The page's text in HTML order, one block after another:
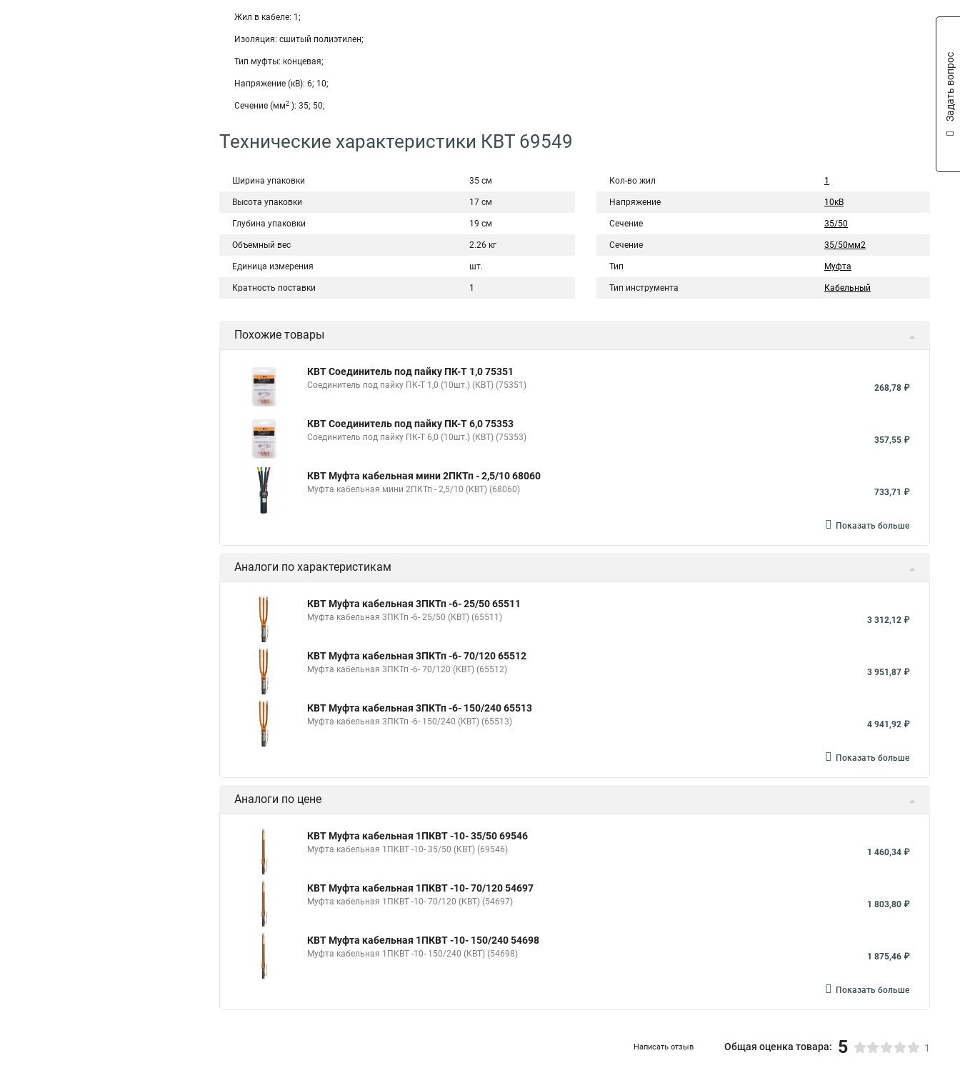
Жил в кабеле: 1;
Изоляция: сшитый полиэтилен;
Тип муфты: концевая;
Напряжение (кВ): 6; 10;
Сечение (мм2 ): 35; 50;
Технические характеристики КВТ 69549
Ширина упаковки 35 см
Высота упаковки 17 см
Глубина упаковки 19 см
Объемный вес 2.26 кг
Единица измерения шт.
Кратность поставки 1
Кол-во жил 1
Напряжение 10кВ
Сечение 35/50
Сечение 35/50мм2
Тип Муфта
Тип инструмента Кабельный
Похожие товары
КВТ Соединитель под пайку ПК-Т 1,0 75351
Соединитель под пайку ПК-Т 1,0 (10шт.) (КВТ) (75351) 268,78 ₽
КВТ Соединитель под пайку ПК-Т 6,0 75353
Соединитель под пайку ПК-Т 6,0 (10шт.) (КВТ) (75353) 357,55 ₽
КВТ Муфта кабельная мини 2ПКТп - 2,5/10 68060
Муфта кабельная мини 2ПКТп - 2,5/10 (КВТ) (68060) 733,71 ₽
Показать больше
Аналоги по характеристикам
КВТ Муфта кабельная 3ПКТп -6- 25/50 65511
Муфта кабельная 3ПКТп -6- 25/50 (КВТ) (65511) 3 312,12 ₽
КВТ Муфта кабельная 3ПКТп -6- 70/120 65512
Муфта кабельная 3ПКТп -6- 70/120 (КВТ) (65512) 3 951,87 ₽
КВТ Муфта кабельная 3ПКТп -6- 150/240 65513
Муфта кабельная 3ПКТп -6- 150/240 (КВТ) (65513) 4 941,92 ₽
Показать больше
Аналоги по цене
КВТ Муфта кабельная 1ПКВТ -10- 35/50 69546
Муфта кабельная 1ПКВТ -10- 35/50 (КВТ) (69546) 1 460,34 ₽
КВТ Муфта кабельная 1ПКВТ -10- 70/120 54697
Муфта кабельная 1ПКВТ -10- 70/120 (КВТ) (54697) 1 803,80 ₽
КВТ Муфта кабельная 1ПКВТ -10- 150/240 54698
Муфта кабельная 1ПКВТ -10- 150/240 (КВТ) (54698) 1 875,46 ₽
Показать больше
Написать отзыв Общая оценка товара: 5 1
Задать вопрос